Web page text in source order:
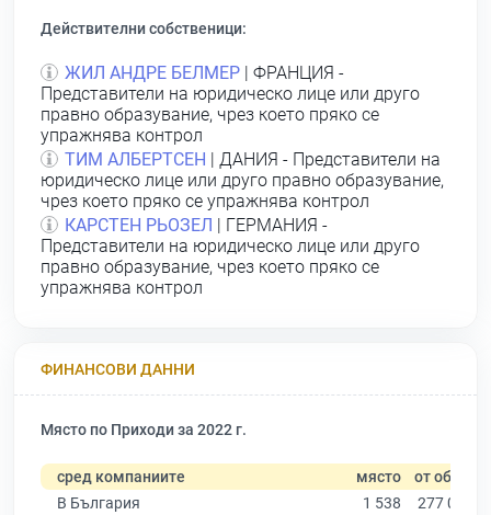
Действителни собственици:
ЖИЛ АНДРЕ БЕЛМЕР | ФРАНЦИЯ -
Представители на юридическо лице или друго
правно образувание, чрез което пряко се
упражнява контрол
ТИМ АЛБЕРТСЕН
| ДАНИЯ - Представители на
юридическо лице или друго правно образувание,
чрез което пряко се упражнява контрол
КАРСТЕН РЬОЗЕЛ
| ГЕРМАНИЯ -
Представители на юридическо лице или друго
правно образувание, чрез което пряко се
упражнява контрол
ФИНАНСОВИ ДАННИ
Място по Приходи за 2022 г.
сред компаниите място от общо
В България
1 538
277 019